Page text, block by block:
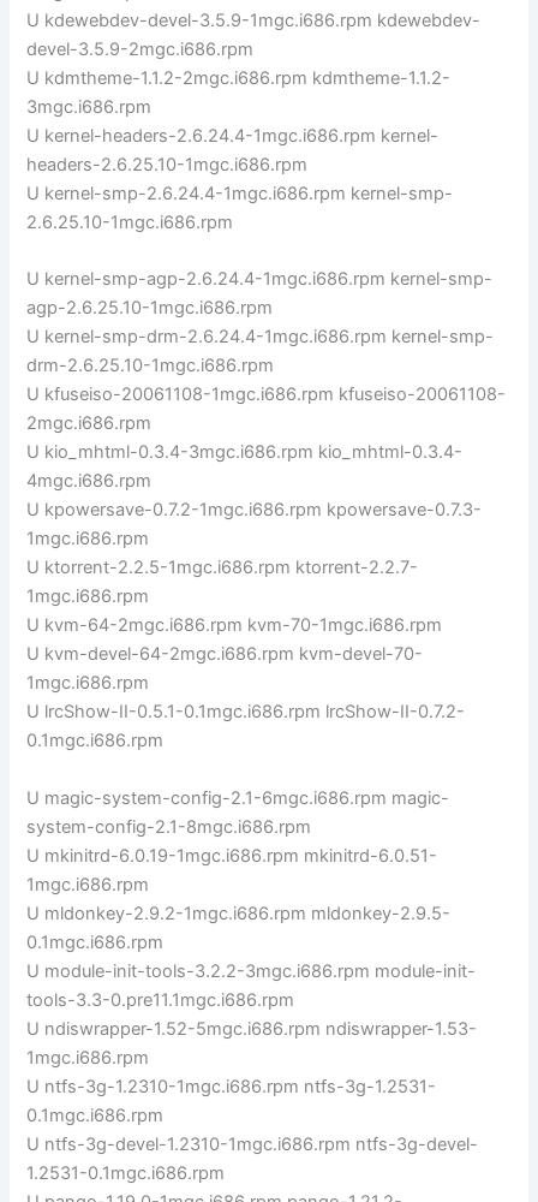
U kdewebdev-devel-3.5.9-1mgc.i686.rpm kdewebdev-
devel-3.5.9-2mgc.i686.rpm
U kdmtheme-1.1.2-2mgc.i686.rpm kdmtheme-1.1.2-
3mgc.i686.rpm
U kernel-headers-2.6.24.4-1mgc.i686.rpm kernel-
headers-2.6.25.10-1mgc.i686.rpm
U kernel-smp-2.6.24.4-1mgc.i686.rpm kernel-smp-
2.6.25.10-1mgc.i686.rpm
U kernel-smp-agp-2.6.24.4-1mgc.i686.rpm kernel-smp-
agp-2.6.25.10-1mgc.i686.rpm
U kernel-smp-drm-2.6.24.4-1mgc.i686.rpm kernel-smp-
drm-2.6.25.10-1mgc.i686.rpm
U kfuseiso-20061108-1mgc.i686.rpm kfuseiso-20061108-
2mgc.i686.rpm
U kio_mhtml-0.3.4-3mgc.i686.rpm kio_mhtml-0.3.4-
4mgc.i686.rpm
U kpowersave-0.7.2-1mgc.i686.rpm kpowersave-0.7.3-
1mgc.i686.rpm
U ktorrent-2.2.5-1mgc.i686.rpm ktorrent-2.2.7-
1mgc.i686.rpm
U kvm-64-2mgc.i686.rpm kvm-70-1mgc.i686.rpm
U kvm-devel-64-2mgc.i686.rpm kvm-devel-70-
1mgc.i686.rpm
U lrcShow-II-0.5.1-0.1mgc.i686.rpm lrcShow-II-0.7.2-
0.1mgc.i686.rpm
U magic-system-config-2.1-6mgc.i686.rpm magic-
system-config-2.1-8mgc.i686.rpm
U mkinitrd-6.0.19-1mgc.i686.rpm mkinitrd-6.0.51-
1mgc.i686.rpm
U mldonkey-2.9.2-1mgc.i686.rpm mldonkey-2.9.5-
0.1mgc.i686.rpm
U module-init-tools-3.2.2-3mgc.i686.rpm module-init-
tools-3.3-0.pre11.1mgc.i686.rpm
U ndiswrapper-1.52-5mgc.i686.rpm ndiswrapper-1.53-
1mgc.i686.rpm
U ntfs-3g-1.2310-1mgc.i686.rpm ntfs-3g-1.2531-
0.1mgc.i686.rpm
U ntfs-3g-devel-1.2310-1mgc.i686.rpm ntfs-3g-devel-
1.2531-0.1mgc.i686.rpm